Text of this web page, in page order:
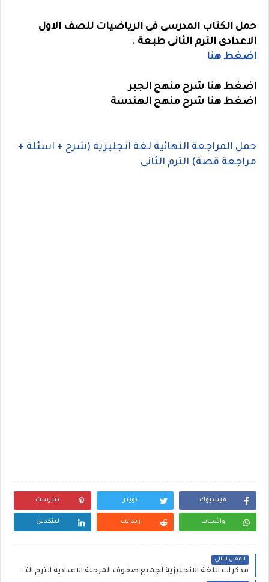
حمل الكتاب المدرسى فى الرياضيات للصف الاول
الاعدادى الترم الثانى طبعة .
اضغط هنا
اضغط هنا شرح منهج الجبر
اضغط هنا شرح منهج الهندسة
حمل المراجعة النهائية لغة انجليزية (شرح + اسئلة +
مراجعة قصة) الترم الثانى
فيسبوك تويتر بنترست
واتساب ريدايت لينكدين
المقال التالي
مذكرات اللغة الانجليزية لجميع صفوف المرحلة الاعدادية الترم الثانى (شرح ومراجعات وإمتحانات)